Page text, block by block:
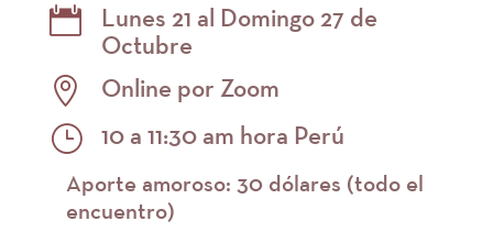

Lunes 21 al Domingo 27 de
Octubre
 Online por Zoom
} 10 a 11:30 am hora Perú
Aporte amoroso: 30 dólares (todo el
encuentro)